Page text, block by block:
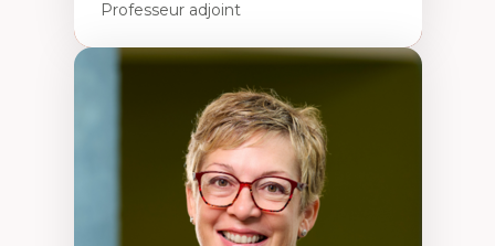
Professeur adjoint
Théories du développement
Économie politique comparée
Élites économiques
Sociologie économique
Extractivisme
Classes sociales
Mouvements sociaux
Théories de l’État